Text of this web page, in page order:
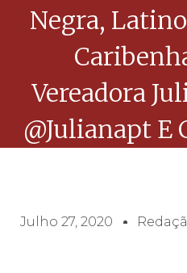
Negra,
Vereadora
@julianapt E
Julho 27, 2020